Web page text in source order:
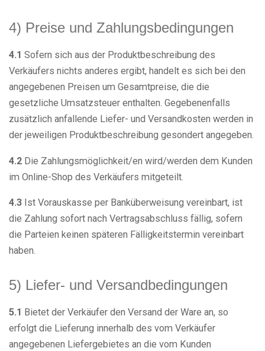
4) Preise und Zahlungsbedingungen
4.1 Sofern sich aus der Produktbeschreibung des
Verkäufers nichts anderes ergibt, handelt es sich bei den
angegebenen Preisen um Gesamtpreise, die die
gesetzliche Umsatzsteuer enthalten. Gegebenenfalls
zusätzlich anfallende Liefer- und Versandkosten werden in
der jeweiligen Produktbeschreibung gesondert angegeben.
4.2 Die Zahlungsmöglichkeit/en wird/werden dem Kunden
im Online-Shop des Verkäufers mitgeteilt.
4.3 Ist Vorauskasse per Banküberweisung vereinbart, ist
die Zahlung sofort nach Vertragsabschluss fällig, sofern
die Parteien keinen späteren Fälligkeitstermin vereinbart
haben.
5) Liefer- und Versandbedingungen
5.1 Bietet der Verkäufer den Versand der Ware an, so
erfolgt die Lieferung innerhalb des vom Verkäufer
angegebenen Liefergebietes an die vom Kunden